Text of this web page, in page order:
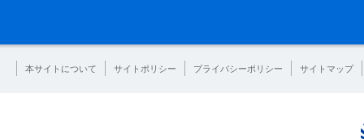
本サイトについて サイトポリシー プライバシーポリシー サイトマップ